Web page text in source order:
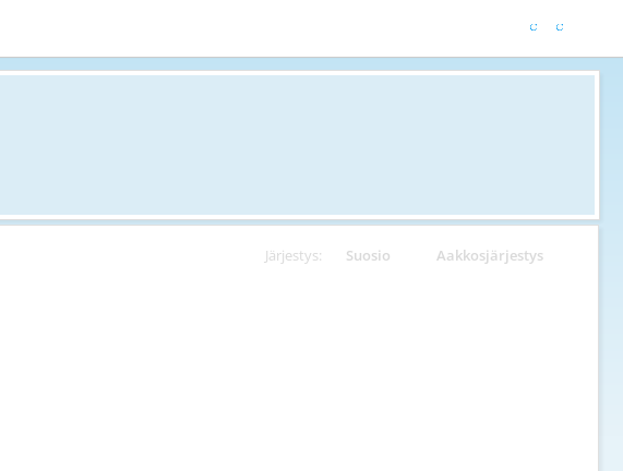
Järjestys: Suosio Aakkosjärjestys